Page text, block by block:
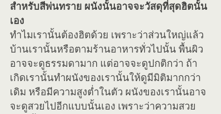
สำหรับสีพ่นทราย ผนังนั้นอาจจะวัสดุที่สุดฮิตนั้น
เอง
ทำไมเรานั้นต้องฮิตด้วย เพราะว่าส่วนใหญ่แล้ว
บ้านเรานั้นหรือตามร้านอาหารทั่วไปนั้น พื้นผิว
อาจจะดูธรรมดามาก แต่อาจจะดูปกติกว่า ถ้า
เกิดเรานั้นทำผนังของเรานั้นให้ดูมีมิติมากกว่า
เดิม หรือมีความสูงต่ำในตัว ผนังของเรานั้นอาจ
จะดูสวยไปอีกแบบนั้นเอง เพราะว่าความสวย